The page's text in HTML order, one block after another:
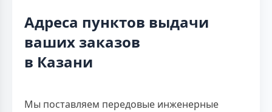
Адреса пунктов выдачи
ваших заказов
в Казани
Мы поставляем передовые инженерные